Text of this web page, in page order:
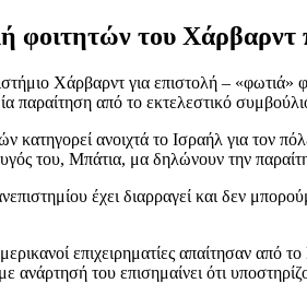
φοιτητών του
Χάρβαρντ για επιστολή – «φωτιά»
παραίτηση από το εκτελεστικό
κατηγορεί ανοιχτά το Ισραήλ για
του, Μπάτια, μα δηλώνουν την
έχει διαρραγεί και δεν
επιχειρηματίες απαίτησαν
του επισημαίνει ότι